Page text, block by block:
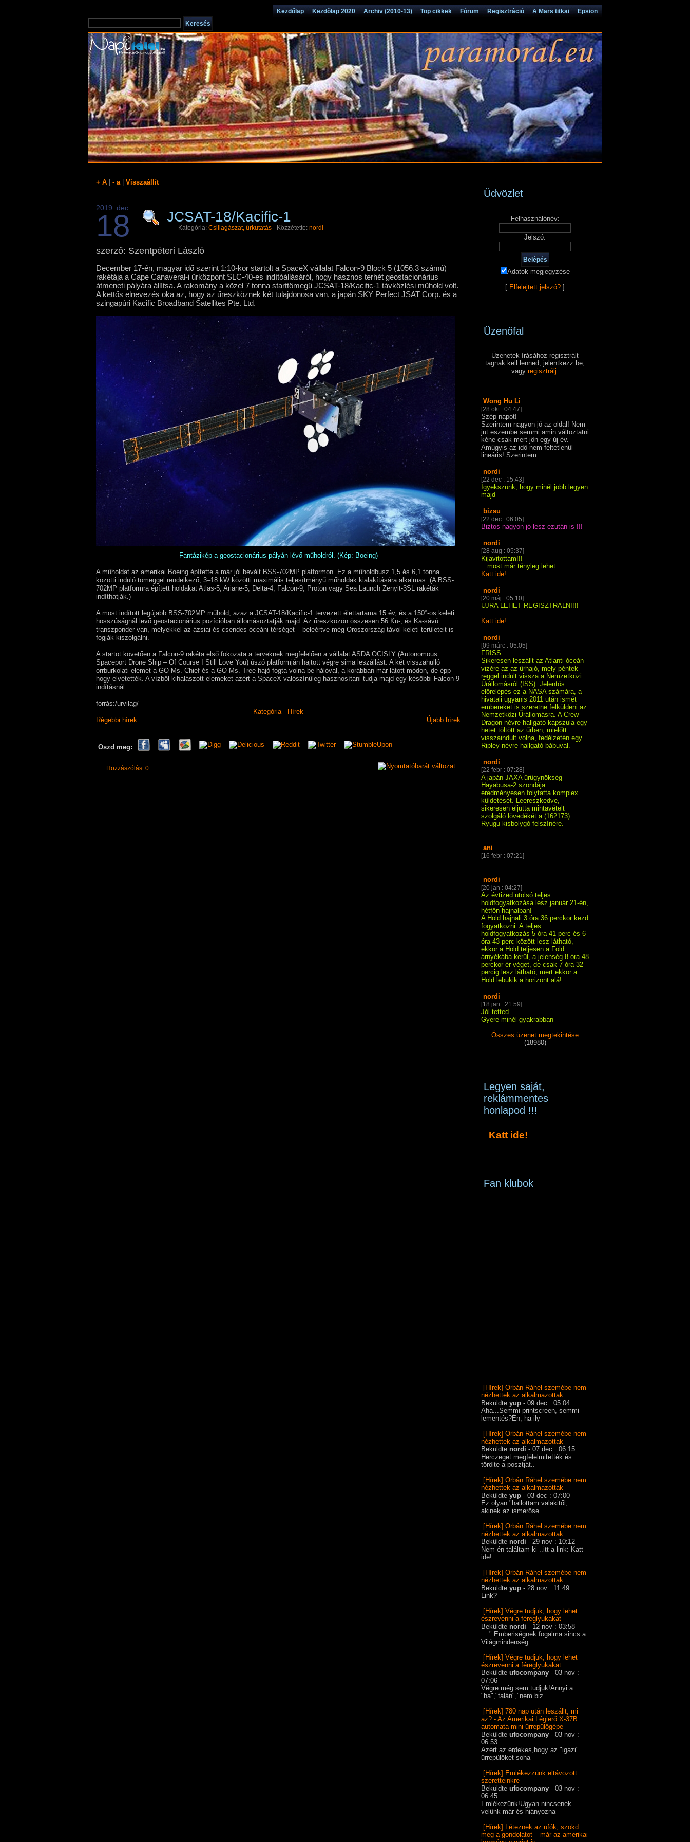
Kezdőlap Kezdőlap 2020 Archiv (2010-13) Top cikkek Fórum Regisztráció A Mars titkai Epsion
+ A - a| Visszaállít
2019. dec.
18 JCSAT-18/Kacific-1
Kategória: Csillagászat, űrkutatás - Közzétette: nordi
szerző: Szentpéteri László
December 17-én, magyar idő szerint 1:10-kor startolt a SpaceX vállalat Falcon-9 Block 5 (1056.3 számú)
rakétája a Cape Canaveral-i űrközpont SLC-40-es indítóállásáról, hogy hasznos terhét geostacionárius
átmeneti pályára állítsa. A rakomány a közel 7 tonna starttömegű JCSAT-18/Kacific-1 távközlési műhold volt.
A kettős elnevezés oka az, hogy az űreszköznek két tulajdonosa van, a japán SKY Perfect JSAT Corp. és a
szingapúri Kacific Broadband Satellites Pte. Ltd.
Fantázikép a geostacionárius pályán lévő műholdról. (Kép: Boeing)
A műholdat az amerikai Boeing építette a már jól bevált BSS-702MP platformon. Ez a műholdbusz 1,5 és 6,1 tonna
közötti induló tömeggel rendelkező, 3–18 kW közötti maximális teljesítményű műholdak kialakítására alkalmas. (A BSS-
702MP platformra épített holdakat Atlas-5, Ariane-5, Delta-4, Falcon-9, Proton vagy Sea Launch Zenyit-3SL rakéták
indíthatják.)
A most indított legújabb BSS-702MP műhold, azaz a JCSAT-18/Kacific-1 tervezett élettartama 15 év, és a 150°-os keleti
hosszúságnál levő geostacionárius pozícióban állomásoztatják majd. Az űreszközön összesen 56 Ku-, és Ka-sávú
transzponder van, melyekkel az ázsiai és csendes-óceáni térséget – beleértve még Oroszország távol-keleti területeit is –
fogják kiszolgálni.
A startot követően a Falcon-9 rakéta első fokozata a terveknek megfelelően a vállalat ASDA OCISLY (Autonomous
Spaceport Drone Ship – Of Course I Still Love You) úszó platformján hajtott végre sima leszállást. A két visszahulló
orrburkolati elemet a GO Ms. Chief és a GO Ms. Tree hajó fogta volna be hálóval, a korábban már látott módon, de épp
hogy elvétették. A vízből kihalászott elemeket azért a SpaceX valószínűleg hasznosítani tudja majd egy későbbi Falcon-9
indításnál.
forrás:/urvilag/
Kategória
Hírek
Régebbi hírek
Újabb hírek
Oszd meg:
Hozzászólás: 0
Üdvözlet
Felhasználónév:
Jelszó:
Adatok megjegyzése
[ Elfelejtett jelszó? ]
Üzenőfal
Üzenetek írásához regisztrált
tagnak kell lenned, jelentkezz be,
vagy regisztrálj.
Wong Hu Li
[28 okt : 04:47]
Szép napot!
Szerintem nagyon jó az oldal! Nem
jut eszembe semmi amin változtatni
kéne csak mert jön egy új év.
Amúgyis az idő nem feltétlenül
lineáris! Szerintem.
nordi
[22 dec : 15:43]
Igyekszünk, hogy minél jobb legyen
majd
bizsu
[22 dec : 06:05]
Biztos nagyon jó lesz ezután is !!!
nordi
[28 aug : 05:37]
Kijavitottam!!!
...most már tényleg lehet
Katt ide!
nordi
[20 máj : 05:10]
UJRA LEHET REGISZTRALNI!!!
Katt ide!
nordi
[09 márc : 05:05]
FRISS:
Sikeresen leszállt az Atlanti-óceán
vizére az az űrhajó, mely péntek
reggel indult vissza a Nemzetközi
Űrállomásról (ISS). Jelentős
előrelépés ez a NASA számára, a
hivatali ugyanis 2011 után ismét
embereket is szeretne felküldeni az
Nemzetközi Űrállomásra. A Crew
Dragon névre hallgató kapszula egy
hetet töltött az űrben, mielőtt
visszaindult volna, fedélzetén egy
Ripley névre hallgató bábuval.
nordi
[22 febr : 07:28]
A japán JAXA űrügynökség
Hayabusa-2 szondája
eredményesen folytatta komplex
küldetését. Leereszkedve,
sikeresen eljutta mintavételt
szolgáló lövedékét a (162173)
Ryugu kisbolygó felszínére.
ani
[16 febr : 07:21]
nordi
[20 jan : 04:27]
Az évtized utolsó teljes
holdfogyatkozása lesz január 21-én,
hétfőn hajnalban!
A Hold hajnali 3 óra 36 perckor kezd
fogyatkozni. A teljes
holdfogyatkozás 5 óra 41 perc és 6
óra 43 perc között lesz látható,
ekkor a Hold teljesen a Föld
árnyékába kerül, a jelenség 8 óra 48
perckor ér véget, de csak 7 óra 32
percig lesz látható, mert ekkor a
Hold lebukik a horizont alá!
nordi
[18 jan : 21:59]
Jól tetted ...
Gyere minél gyakrabban
Összes üzenet megtekintése
(18980)
Legyen saját,
reklámmentes
honlapod !!!
Katt ide!
Fan klubok
[Hírek] Orbán Ráhel szemébe nem
nézhettek az alkalmazottak
Beküldte yup - 09 dec : 05:04
Aha...Semmi printscreen, semmi
lementés?Én, ha ily
[Hírek] Orbán Ráhel szemébe nem
nézhettek az alkalmazottak
Beküldte nordi - 07 dec : 06:15
Herczeget megfélelmitették és
törölte a posztját..
[Hírek] Orbán Ráhel szemébe nem
nézhettek az alkalmazottak
Beküldte yup - 03 dec : 07:00
Ez olyan "hallottam valakitől,
akinek az ismerőse
[Hírek] Orbán Ráhel szemébe nem
nézhettek az alkalmazottak
Beküldte nordi - 29 nov : 10:12
Nem én találtam ki ..itt a link: Katt
ide!
[Hírek] Orbán Ráhel szemébe nem
nézhettek az alkalmazottak
Beküldte yup - 28 nov : 11:49
Link?
[Hírek] Végre tudjuk, hogy lehet
észrevenni a féreglyukakat
Beküldte nordi - 12 nov : 03:58
...." Emberiségnek fogalma sincs a
Világmindenség
[Hírek] Végre tudjuk, hogy lehet
észrevenni a féreglyukakat
Beküldte ufocompany - 03 nov :
07:06
Végre még sem tudjuk!Annyi a
"ha","talán","nem biz
[Hírek] 780 nap után leszállt, mi
az? - Az Amerikai Légierő X-37B
automata mini-űrrepülőgépe
Beküldte ufocompany - 03 nov :
06:53
Azért az érdekes,hogy az "igazi"
űrrepülőket soha
[Hírek] Emlékezzünk eltávozott
szeretteinkre
Beküldte ufocompany - 03 nov :
06:45
Emlékezünk!Ugyan nincsenek
velünk már és hiányozna
[Hírek] Léteznek az ufók, szokd
meg a gondolatot – már az amerikai